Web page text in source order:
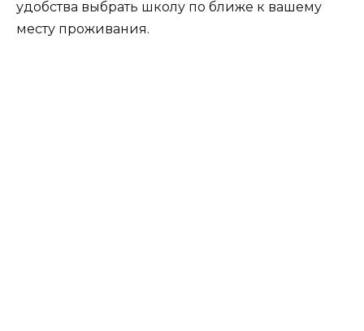
удобства выбрать школу по ближе к вашему
месту проживания.